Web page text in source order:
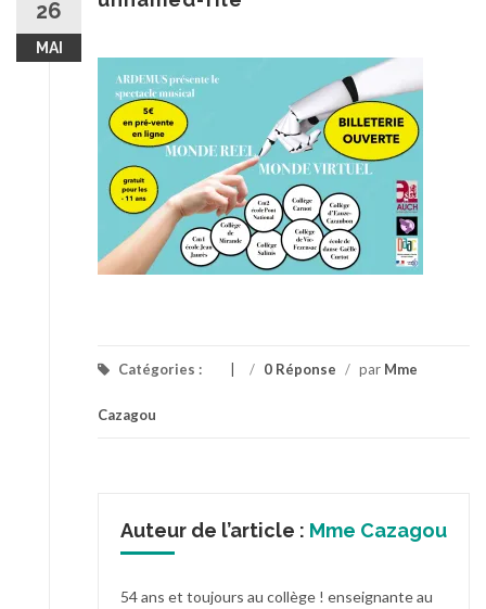
26
MAI
Catégories : / 0 Réponse / par Mme
Cazagou
Auteur de l’article : Mme Cazagou
54 ans et toujours au collège ! enseignante au